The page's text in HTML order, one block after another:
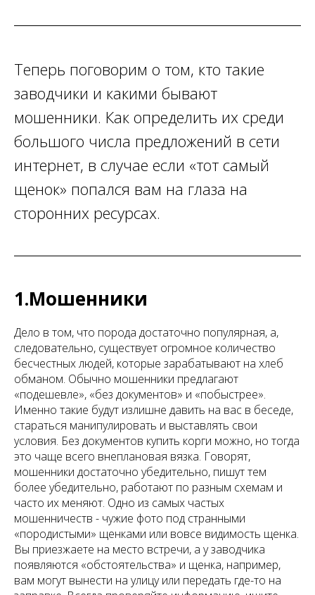
Теперь поговорим о том, кто такие
заводчики и какими бывают
мошенники. Как определить их среди
большого числа предложений в сети
интернет, в случае если «тот самый
щенок» попался вам на глаза на
сторонних ресурсах.
1.Мошенники
Дело в том, что порода достаточно популярная, а,
следовательно, существует огромное количество
бесчестных людей, которые зарабатывают на хлеб
обманом. Обычно мошенники предлагают
«подешевле», «без документов» и «побыстрее».
Именно такие будут излишне давить на вас в беседе,
стараться манипулировать и выставлять свои
условия. Без документов купить корги можно, но тогда
это чаще всего внеплановая вязка. Говорят,
мошенники достаточно убедительно, пишут тем
более убедительно, работают по разным схемам и
часто их меняют. Одно из самых частых
мошенничеств - чужие фото под странными
«породистыми» щенками или вовсе видимость щенка.
Вы приезжаете на место встречи, а у заводчика
появляются «обстоятельства» и щенка, например,
вам могут вынести на улицу или передать где-то на